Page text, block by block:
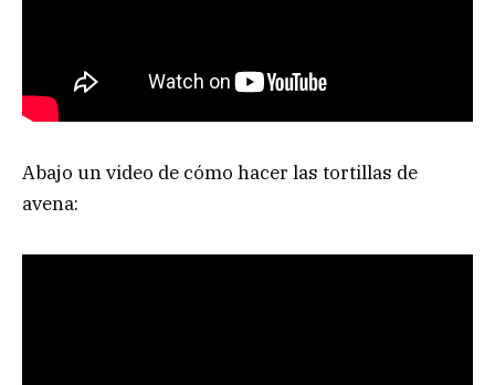
Abajo un video de cómo hacer las tortillas de
avena: